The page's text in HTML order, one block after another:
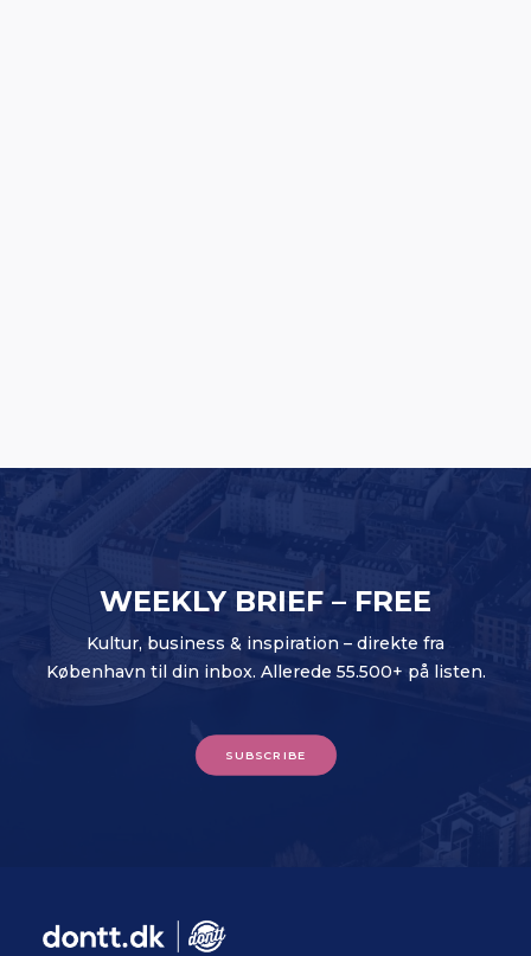
WEEKLY BRIEF – FREE
Kultur, business & inspiration – direkte fra
København til din inbox. Allerede 55.500+ på listen.
SUBSCRIBE